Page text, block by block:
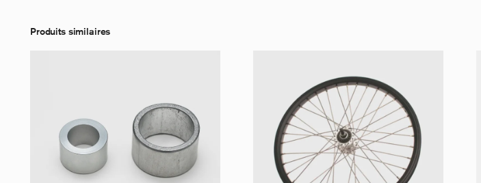
Produits similaires